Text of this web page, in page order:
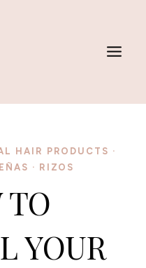
HAIR PRODUCTS ·
· RIZOS
TO
YOUR